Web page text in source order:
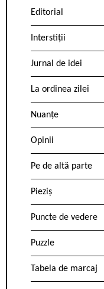
Editorial
Interstiții
Jurnal de idei
La ordinea zilei
Nuanțe
Opinii
Pe de altă parte
Pieziș
Puncte de vedere
Puzzle
Tabela de marcaj